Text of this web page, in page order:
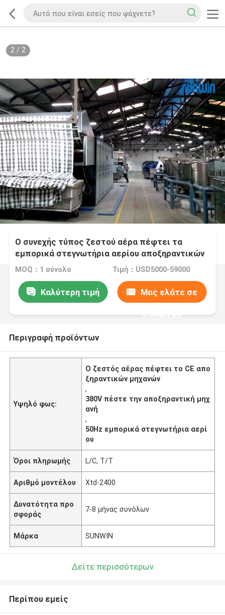
2/ 2
Ο συνεχής τύπος ζεστού αέρα πέφτει τα
εμπορικά στεγνωτήρια αερίου αποξηραντικών
μηχανών 50Hz
MOQ：1 σύνολο Τιμή：USD5000-59000
Καλύτερη τιμή Μας ελάτε σε
επαφή με
Περιγραφή προϊόντων
Υψηλό φως:
Ο ζεστός αέρας πέφτει το CE απο
ξηραντικών μηχανών
,
380V πέστε την αποξηραντική μηχ
ανή
,
50Hz εμπορικά στεγνωτήρια αερί
ου
Όροι πληρωμής L/C, T/T
Αριθμό μοντέλου Xtd-2400
Δυνατότητα προ
σφοράς
7-8 μήνας συνόλων
Μάρκα SUNWIN
Δείτε περισσότερων
Περίπου εμείς